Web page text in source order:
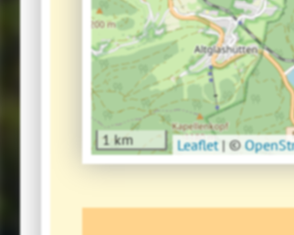
1 km Leaflet |©